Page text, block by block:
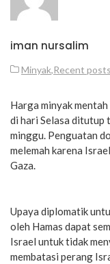
iman nursalim
Minyak,Recent posts
Harga minyak
di hari Selasa ditutup
minggu. Penguatan
melemah karena
Gaza.
Upaya diplomatik
oleh Hamas dapat
Israel untuk tidak
membatasi perang